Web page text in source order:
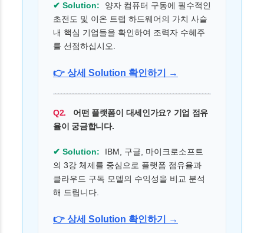
✔ Solution:
양자 컴퓨터 구동에 필수적인
초전도 및 이온 트랩 하드웨어의 가치 사슬
내 핵심 기업들을 확인하여 조력자 수혜주
를 선점하십시오.
👉 상세 Solution 확인하기 →
Q2.
어떤 플랫폼이 대세인가요? 기업 점유
율이 궁금합니다.
✔ Solution:
IBM, 구글, 마이크로소프트
의 3강 체제를 중심으로 플랫폼 점유율과
클라우드 구독 모델의 수익성을 비교 분석
해 드립니다.
👉 상세 Solution 확인하기 →